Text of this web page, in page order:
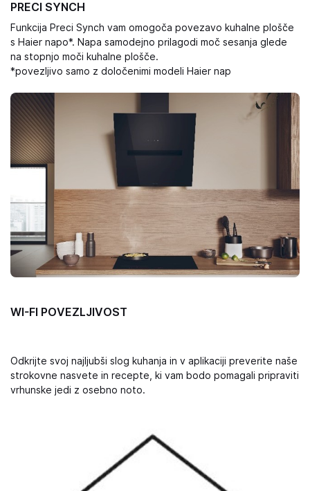
PRECI SYNCH
Funkcija Preci Synch vam omogoča povezavo kuhalne plošče
s Haier napo*. Napa samodejno prilagodi moč sesanja glede
na stopnjo moči kuhalne plošče.
*povezljivo samo z določenimi modeli Haier nap
WI-FI POVEZLJIVOST
Odkrijte svoj najljubši slog kuhanja in v aplikaciji preverite naše
strokovne nasvete in recepte, ki vam bodo pomagali pripraviti
vrhunske jedi z osebno noto.